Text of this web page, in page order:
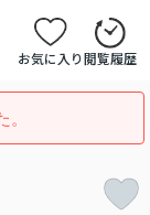
お気に入り閲覧履歴